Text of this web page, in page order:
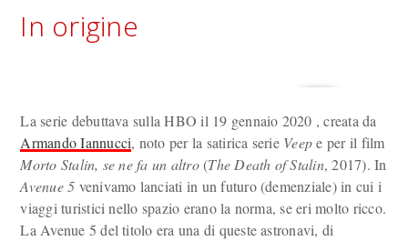
In origine
La serie debuttava sulla HBO il 19 gennaio 2020 , creata da
Armando Iannucci, noto per la satirica serie Veepe per il film
Morto Stalin, se ne fa un altro(The Death of Stalin, 2017). In
Avenue 5 venivamo lanciati in un futuro (demenziale) in cui i
viaggi turistici nello spazio erano la norma, se eri molto ricco.
La Avenue 5 del titolo era una di queste astronavi, di